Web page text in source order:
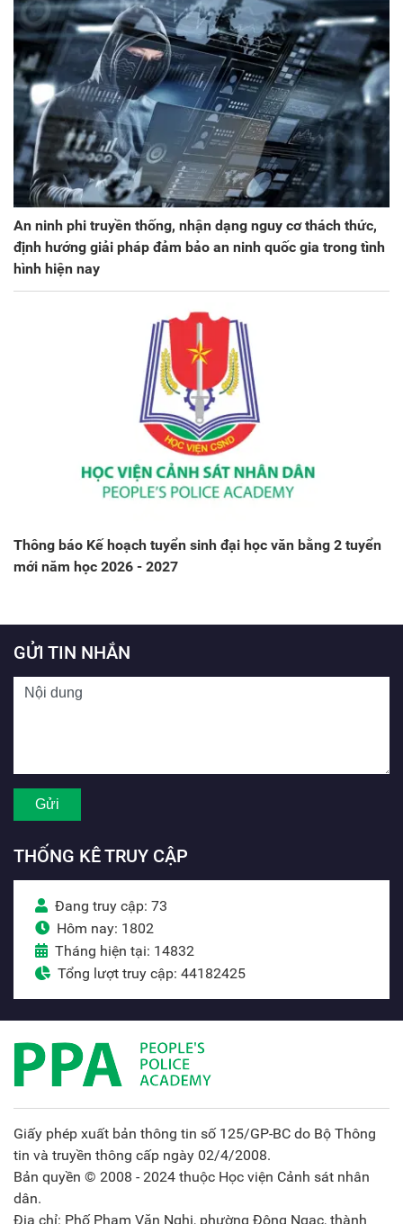
An ninh phi truyền thống, nhận dạng nguy cơ thách thức,
định hướng giải pháp đảm bảo an ninh quốc gia trong tình
hình hiện nay
Thông báo Kế hoạch tuyển sinh đại học văn bằng 2 tuyển
mới năm học 2026 - 2027
GỬI TIN NHẮN
THỐNG KÊ TRUY CẬP
Đang truy cập: 73
Hôm nay: 1802
Tháng hiện tại: 14832
Tổng lượt truy cập: 44182425
Giấy phép xuất bản thông tin số 125/GP-BC do Bộ Thông
tin và truyền thông cấp ngày 02/4/2008.
Bản quyền © 2008 - 2024 thuộc Học viện Cảnh sát nhân
dân.
Địa chỉ: Phố Phạm Văn Nghị, phường Đông Ngạc, thành